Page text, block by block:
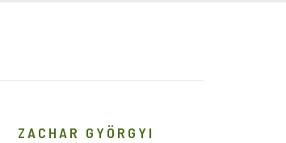
ZACHAR GYÖRGYI